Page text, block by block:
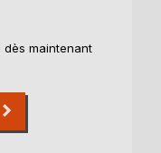
dès maintenant